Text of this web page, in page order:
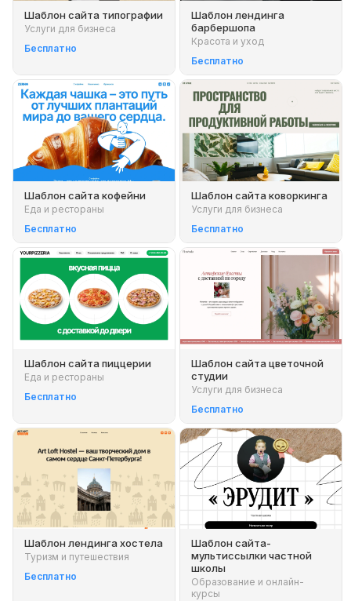
Шаблон сайта типографии
Услуги для бизнеса
Бесплатно
Шаблон лендинга
барбершопа
Красота и уход
Бесплатно
Шаблон сайта кофейни
Еда и рестораны
Бесплатно
Шаблон сайта коворкинга
Услуги для бизнеса
Бесплатно
Шаблон сайта пиццерии
Еда и рестораны
Бесплатно
Шаблон сайта цветочной
студии
Услуги для бизнеса
Бесплатно
Шаблон лендинга хостела
Туризм и путешествия
Бесплатно
Шаблон сайта-
мультиссылки частной
школы
Образование и онлайн-
курсы